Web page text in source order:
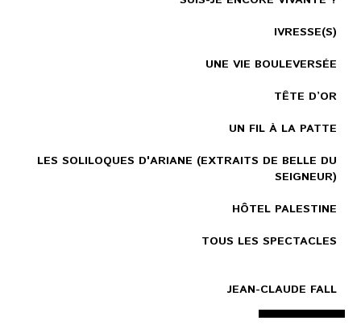
IVRESSE(S)
UNE VIE BOULEVERSÉE
TÊTE D’OR
UN FIL À LA PATTE
LES SOLILOQUES D'ARIANE (EXTRAITS DE BELLE DU
SEIGNEUR)
HÔTEL PALESTINE
TOUS LES SPECTACLES
JEAN-CLAUDE FALL